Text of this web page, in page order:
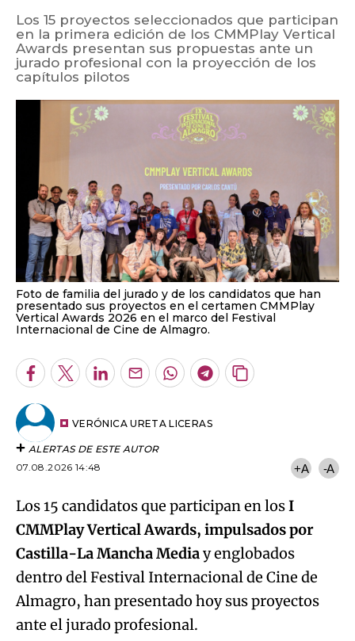
Los 15 proyectos seleccionados que participan
en la primera edición de los CMMPlay Vertical
Awards presentan sus propuestas ante un
jurado profesional con la proyección de los
capítulos pilotos
Foto de familia del jurado y de los candidatos que han
presentado sus proyectos en el certamen CMMPlay
Vertical Awards 2026 en el marco del Festival
Internacional de Cine de Almagro.
Facebook
TwitterLinkedInEnviarWhatsapp
Telegram
Copiar
VERÓNICA URETA LICERAS
ALERTAS DE ESTE AUTOR
07.08.2026 14:48
+A -A
Los 15 candidatos que participan en losI
CMMPlay Vertical Awards, impulsados por
Castilla-La Mancha Mediay englobados
dentro del Festival Internacional de Cine de
Almagro, han presentado hoy sus proyectos
ante el jurado profesional.